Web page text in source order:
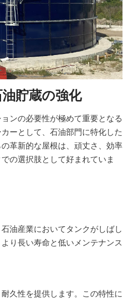
貯蔵の強化
ンの必要性が極めて重要となる
ーとして、石油部門に特化した
革新的な屋根は、頑丈さ、効率
の選択肢として好まれていま
油産業においてタンクがしばし
り長い寿命と低いメンテナンス
久性を提供します。この特性に